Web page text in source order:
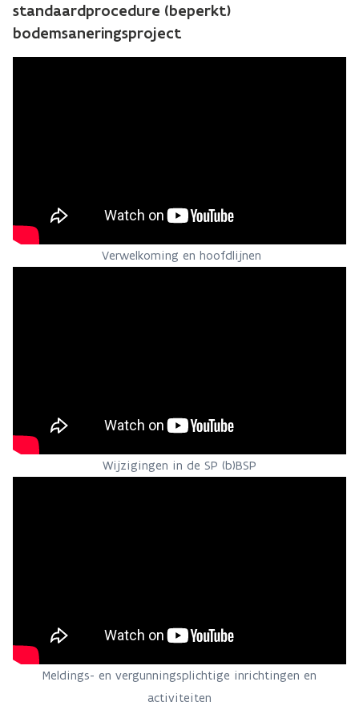
standaardprocedure (beperkt)
bodemsaneringsproject
Verwelkoming en hoofdlijnen
Wijzigingen in de SP (b)BSP
Meldings- en vergunningsplichtige inrichtingen en
activiteiten